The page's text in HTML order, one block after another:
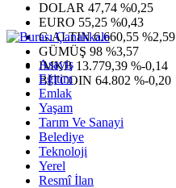
DOLAR 47,74 %0,25
EURO 55,25 %0,43
G.ALTIN6.660,55 %2,59
GÜMÜŞ 98 %3,57
IMKB 13.779,39 %-0,14
BITCOIN 64.802 %-0,20
Asayiş
Eğitim
Emlak
Yaşam
Tarım Ve Sanayi
Belediye
Teknoloji
Yerel
Resmî İlan